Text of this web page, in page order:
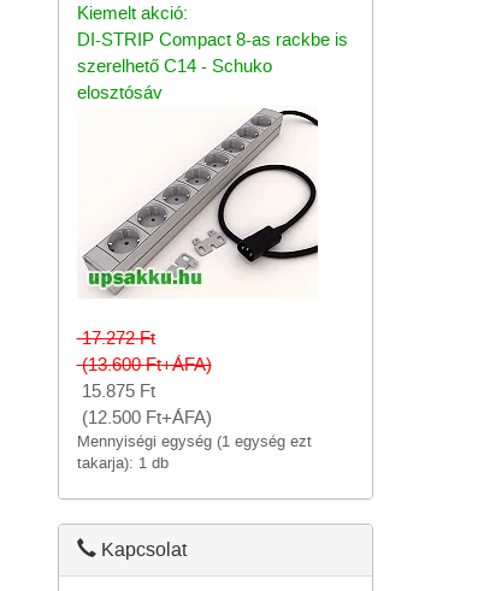
Kiemelt akció:
DI-STRIP Compact 8-as rackbe is
szerelhető C14 - Schuko
elosztósáv
17.272Ft
(13.600Ft+ÁFA)
15.875 Ft
(12.500 Ft+ÁFA)
Mennyiségi egység (1 egység ezt
takarja): 1 db
Kapcsolat